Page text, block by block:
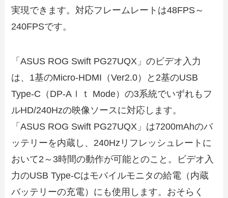
実現できます。対応フレームレートは48FPS～
240FPSです。
「ASUS ROG Swift PG27UQX」のビデオ入力
は、1基のMicro-HDMI（Ver2.0）と2基のUSB
Type-C（DP-Aｌｔ Mode）の3系統でいずれもフ
ルHD/240Hzの映像ソースに対応します。
「ASUS ROG Swift PG27UQX」は7200mAhのバ
ッテリーを内蔵し、240Hzリフレッシュレートに
おいて2～3時間の動作が可能とのこと。ビデオ入
力のUSB Type-Cはモバイルモニタの給電（内蔵
バッテリーの充電）にも使用します。おそらく